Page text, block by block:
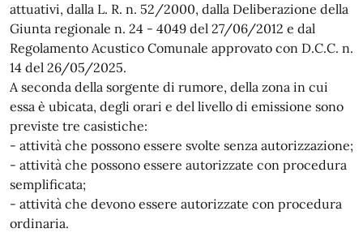
attuativi, dalla L. R. n. 52/2000, dalla Deliberazione della
Giunta regionale n. 24 - 4049 del 27/06/2012 e dal
Regolamento Acustico Comunale approvato con D.C.C. n.
14 del 26/05/2025.
A seconda della sorgente di rumore, della zona in cui
essa è ubicata, degli orari e del livello di emissione sono
previste tre casistiche:
- attività che possono essere svolte senza autorizzazione;
- attività che possono essere autorizzate con procedura
semplificata;
- attività che devono essere autorizzate con procedura
ordinaria.